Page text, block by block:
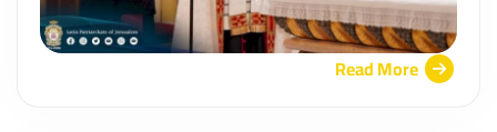
Read More